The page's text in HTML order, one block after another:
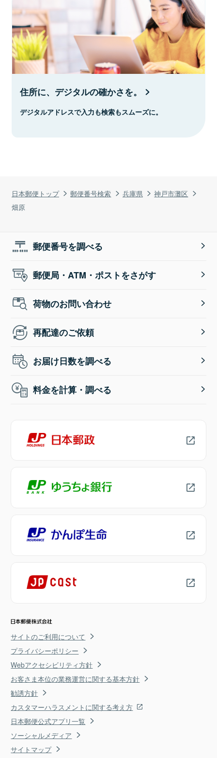
日本郵便トップ 郵便番号検索 兵庫県
神戸市灘区
畑原
住所に、デジタルの確かさを。
デジタルアドレスで入力も検索もスムーズに。
郵便番号を調べる
郵便局・ATM・ポストをさがす
荷物のお問い合わせ
再配達のご依頼
お届け日数を調べる
料金を計算・調べる
サイトのご利用について
プライバシーポリシー
Webアクセシビリティ方針
お客さま本位の業務運営に関する基本方針
勧誘方針
カスタマーハラスメントに関する考え方
日本郵便公式アプリ一覧
ソーシャルメディア
サイトマップ